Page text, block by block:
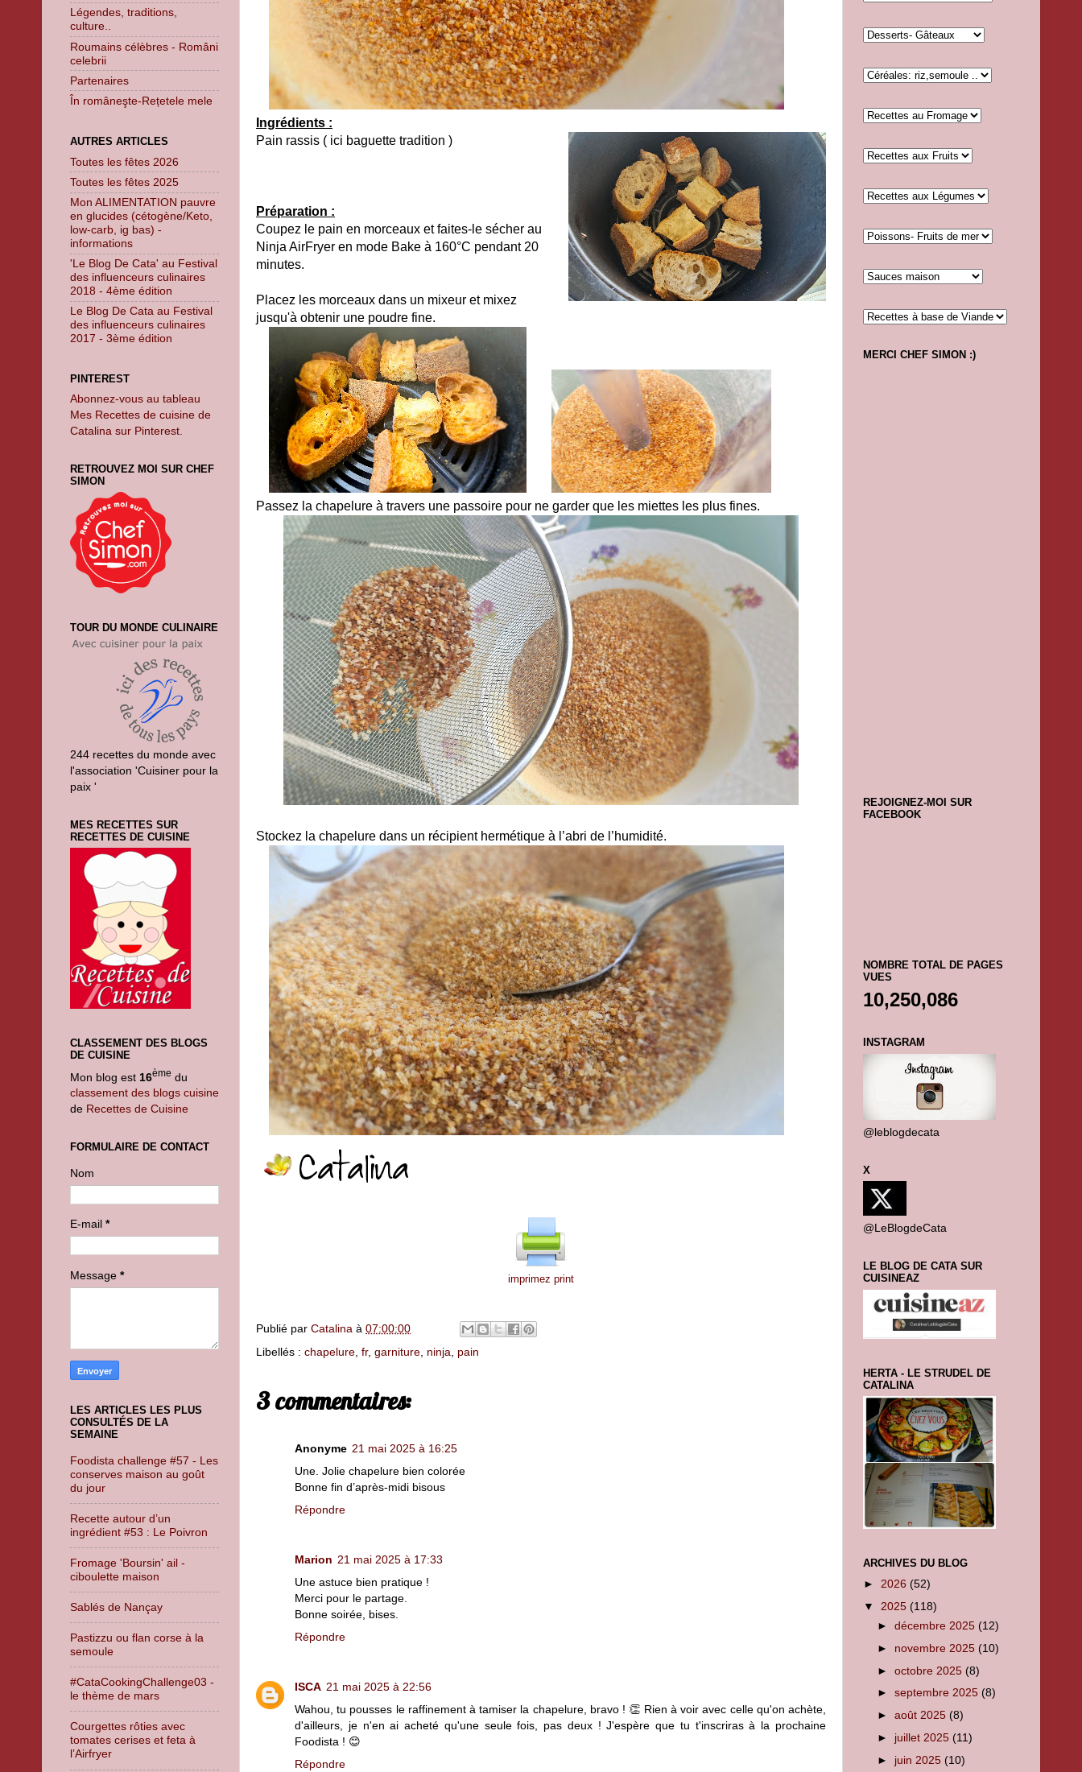
Ingrédients :
Pain rassis ( ici baguette tradition )
Préparation :
Coupez le pain en morceaux et faites-le sécher au
Ninja AirFryer en mode Bake à 160°C pendant 20
minutes.
Placez les morceaux dans un mixeur et mixez
jusqu'à obtenir une poudre fine.
Passez la chapelure à travers une passoire pour ne garder que les miettes les plus fines.
Stockez la chapelure dans un récipient hermétique à l’abri de l’humidité.
imprimez print
Publié par Catalina à 07:00:00
Libellés : chapelure fr, garniture ninja pain
3 commentaires:
Anonyme 21 mai 2025 à 16:25
Une. Jolie chapelure bien colorée
Bonne fin d’après-midi bisous
Répondre
Marion 21 mai 2025 à 17:33
Une astuce bien pratique !
Merci pour le partage.
Bonne soirée, bises.
Répondre
ISCA 21 mai 2025 à 22:56
Wahou, tu pousses le raffinement à tamiser la chapelure, bravo ! 👏 Rien à voir avec celle qu'on achète,
d'ailleurs, je n'en ai acheté qu'une seule fois, pas deux ! J'espère que tu t'inscriras à la prochaine
Foodista ! 😊
Répondre
Légendes, traditions,
culture..
Roumains célèbres - Români
celebrii
Partenaires
În româneşte-Rețetele mele
AUTRES ARTICLES
Toutes les fêtes 2026
Toutes les fêtes 2025
Mon ALIMENTATION pauvre
en glucides (cétogène/Keto,
low-carb, ig bas) -
informations
'Le Blog De Cata' au Festival
des influenceurs culinaires
2018 - 4ème édition
Le Blog De Cata au Festival
des influenceurs culinaires
2017 - 3ème édition
PINTEREST
Abonnez-vous au tableau
Mes Recettes de cuisine de
Catalina sur Pinterest.
RETROUVEZ MOI SUR CHEF
SIMON
TOUR DU MONDE CULINAIRE
244 recettes du monde avec
l'association 'Cuisiner pour la
paix '
MES RECETTES SUR
RECETTES DE CUISINE
CLASSEMENT DES BLOGS
DE CUISINE
Mon blog est 16ème du
classement des blogs cuisine
de Recettes de Cuisine
FORMULAIRE DE CONTACT
Nom
E-mail *
Message *
LES ARTICLES LES PLUS
CONSULTÉS DE LA
SEMAINE
Foodista challenge #57 - Les
conserves maison au goût
du jour
Recette autour d’un
ingrédient #53 : Le Poivron
Fromage 'Boursin' ail -
ciboulette maison
Sablés de Nançay
Pastizzu ou flan corse à la
semoule
#CataCookingChallenge03 -
le thème de mars
Courgettes rôties avec
tomates cerises et feta à
l’Airfryer
MERCI CHEF SIMON :)
REJOIGNEZ-MOI SUR
FACEBOOK
NOMBRE TOTAL DE PAGES
VUES
10,250,086
INSTAGRAM
@leblogdecata
X
@LeBlogdeCata
LE BLOG DE CATA SUR
CUISINEAZ
HERTA - LE STRUDEL DE
CATALINA
ARCHIVES DU BLOG
► 2026 (52)
▼ 2025 (118)
►décembre 2025(12)
► novembre 2025(10)
►octobre 2025(8)
►septembre 2025(8)
►août 2025(8)
► juillet 2025(11)
► juin 2025(10)